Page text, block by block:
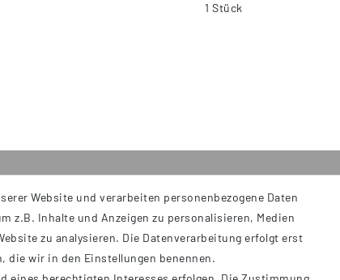
1 Stück
Service
Kontakt
Versand
Website und verarbeiten personenbezogene Daten
z.B. Inhalte und Anzeigen zu personalisieren, Medien
zu analysieren. Die Datenverarbeitung erfolgt erst
die wir in den Einstellungen benennen.